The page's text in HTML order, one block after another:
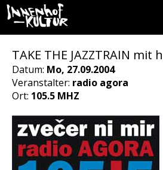
TAKE THE JAZZTRAIN mit
Datum: Mo, 27.09.2004
Veranstalter: radio agora
Ort: 105.5 MHZ